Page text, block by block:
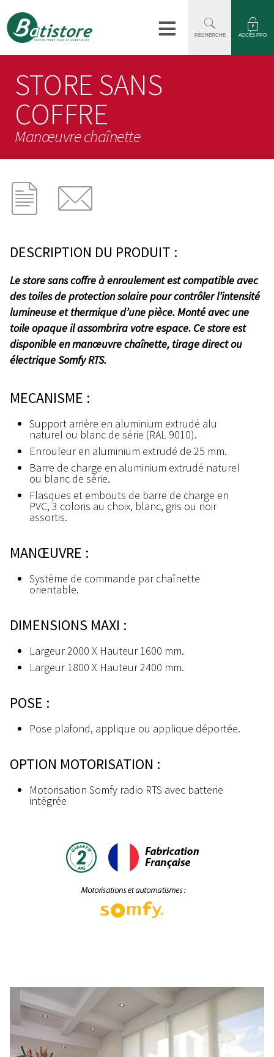
ACCÈS PRO
RECHERCHE
≡
STORE SANS
COFFRE
Manœuvre chaînette
DESCRIPTION DU PRODUIT :
Le store sans coffre à enroulement est compatible avec
des toiles de protection solaire pour contrôler l’intensité
lumineuse et thermique d’une pièce. Monté avec une
toile opaque il assombrira votre espace. Ce store est
disponible en manœuvre chaînette, tirage direct ou
électrique Somfy RTS.
MECANISME :
Support arrière en aluminium extrudé alu
naturel ou blanc de série (RAL 9010).
Enrouleur en aluminium extrudé de 25 mm.
Barre de charge en aluminium extrudé naturel
ou blanc de série.
Flasques et embouts de barre de charge en
PVC, 3 coloris au choix, blanc, gris ou noir
assortis.
MANŒUVRE :
Système de commande par chaînette
orientable.
DIMENSIONS MAXI :
Largeur 2000 X Hauteur 1600 mm.
Largeur 1800 X Hauteur 2400 mm.
POSE :
Pose plafond, applique ou applique déportée.
OPTION MOTORISATION :
Motorisation Somfy radio RTS avec batterie
intégrée